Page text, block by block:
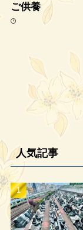
ご供養
人気記事